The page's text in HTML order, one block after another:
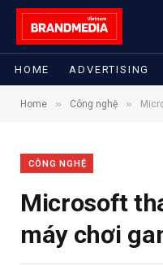
HOME ADVERTISING
Home » Công nghệ »
CÔNG NGHỆ
Microsoft
máy chơi